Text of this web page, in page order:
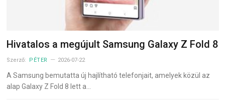
Hivatalos a megújult Samsung Galaxy Z Fold 8
Szerző: PÉTER 2026-07-22
A Samsung bemutatta új hajlítható telefonjait, amelyek közül az
alap Galaxy Z Fold 8 lett a…